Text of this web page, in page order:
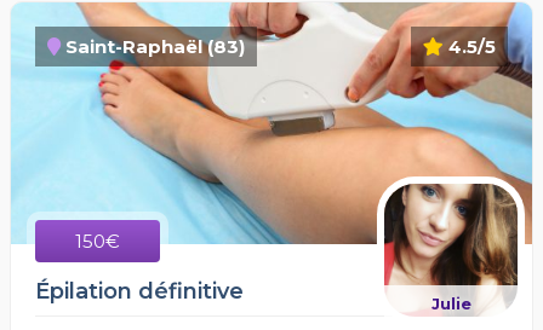
4.5/5
Saint-Raphaël (83)
150€
Julie
Épilation définitive